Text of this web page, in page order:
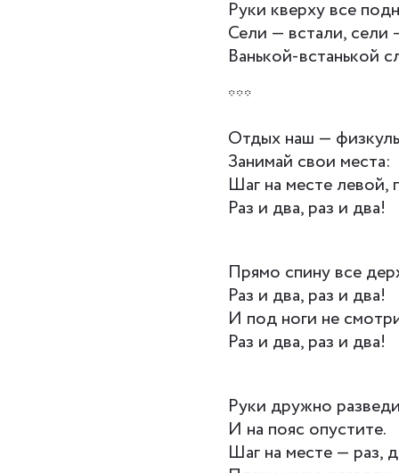
Руки кверху все
Сели — встали, сели
Ванькой-встанькой
***
Отдых наш —
Занимай свои места:
Шаг на месте левой,
Раз и два, раз и два!
Прямо спину все
Раз и два, раз и два!
И под ноги не
Раз и два, раз и два!
Руки дружно
И на пояс опустите.
Шаг на месте — раз,